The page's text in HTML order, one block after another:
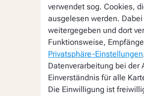
verwendet sog. Cookies,
ausgelesen werden.
weitergegeben und dort
Funktionsweise,
Privatsphäre-Einstellungen
Datenverarbeitung bei der
Einverständnis für alle
Die Einwilligung ist